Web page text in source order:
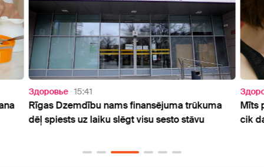
Здоровье 15:41
Rīgas Dzemdību nams finansējuma trūkuma
dēļ spiests uz laiku slēgt visu sesto stāvu
Mīts
cik